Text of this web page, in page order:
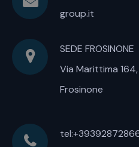
group.it
SEDE FROSINONE
Via Marittima
Frosinone